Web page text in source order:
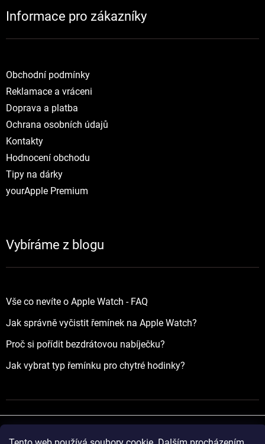
Informace pro zákazníky
Obchodní podmínky
Reklamace a vráceni
Doprava a platba
Ochrana osobních údajů
Kontakty
Hodnocení obchodu
Tipy na dárky
yourApple Premium
Vybíráme z blogu
Vše co nevíte o Apple Watch - FAQ
Jak správně vyčistit řemínek na Apple Watch?
Proč si pořídit bezdrátovou nabíječku?
Jak vybrat typ řemínku pro chytré hodinky?